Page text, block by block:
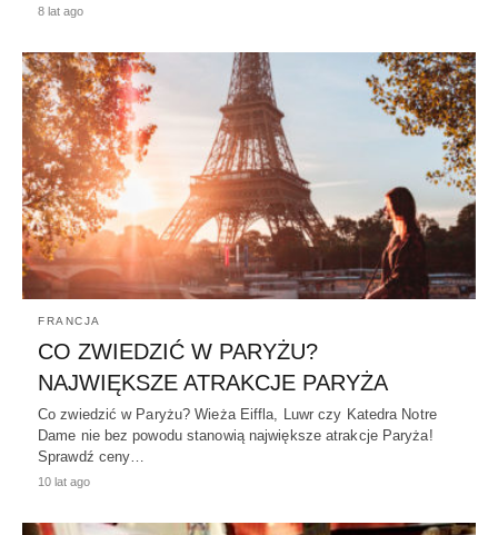
8 lat ago
FRANCJA
CO ZWIEDZIĆ W PARYŻU?
NAJWIĘKSZE ATRAKCJE PARYŻA
Co zwiedzić w Paryżu? Wieża Eiffla, Luwr czy Katedra Notre
Dame nie bez powodu stanowią największe atrakcje Paryża!
Sprawdź ceny…
10 lat ago